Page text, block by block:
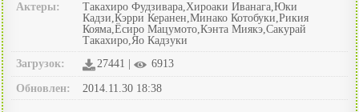
Актеры:
Такахиро Фудзивара,Хироаки Иванага,Юки
Кадзи,Кэрри Керанен,Минако Котобуки,Рикия
Кояма,Ёсиро Мацумото,Кэнта Миякэ,Сакурай
Такахиро,Яо Кадзуки
Загрузок:
27441 | 6913
Обновлен: 2014.11.30 18:38